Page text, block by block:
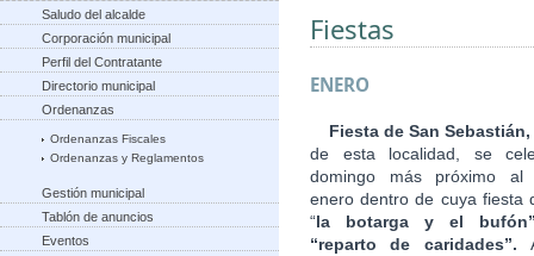
Saludo del alcalde
Corporación municipal
Perfil del Contratante
Directorio municipal
Ordenanzas
Ordenanzas Fiscales
Ordenanzas y Reglamentos
Gestión municipal
Tablón de anuncios
Eventos
Fiestas
ENERO
Fiesta de San Sebastián,
de esta localidad, se
domingo más próximo
enero dentro de cuya fiesta
“la botarga
y el
“reparto de caridades”.